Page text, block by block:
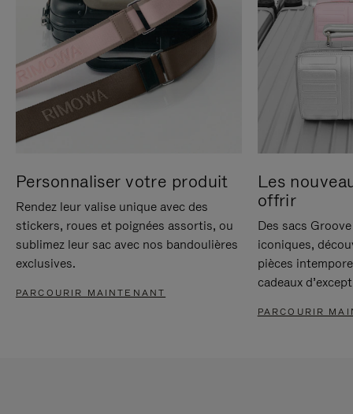
Personnaliser votre produit
Rendez leur valise unique avec des
stickers, roues et poignées assortis, ou
sublimez leur sac avec nos bandoulières
exclusives.
PARCOURIR MAINTENANT
Les
offrir
Des sacs
iconiques,
pièces
cadeaux
PARCOURIR